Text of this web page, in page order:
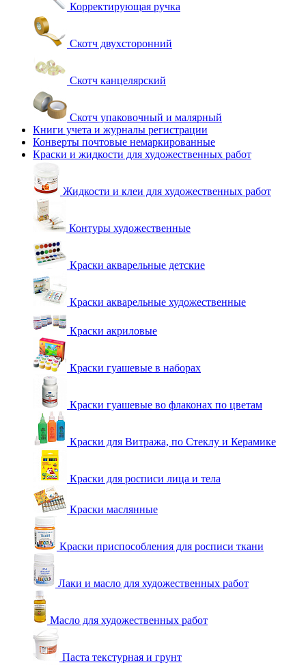
Корректирующая ручка
Скотч двухсторонний
Скотч канцелярский
Скотч упаковочный и малярный
Книги учета и журналы регистрации
Конверты почтовые немаркированные
Краски и жидкости для художественных работ
Жидкости и клеи для художественных работ
Контуры художественные
Краски акварельные детские
Краски акварельные художественные
Краски акриловые
Краски гуашевые в наборах
Краски гуашевые во флаконах по цветам
Краски для Витража, по Стеклу и Керамике
Краски для росписи лица и тела
Краски маслянные
Краски приспособления для росписи ткани
Лаки и масло для художественных работ
Масло для художественных работ
Паста текстурная и грунт